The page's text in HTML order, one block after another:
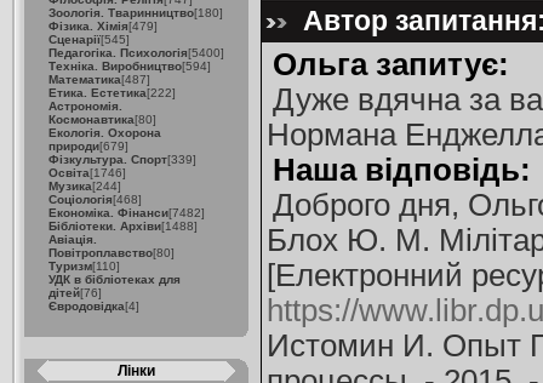
Зоологія. Тваринництво[180]
Фізика. Хімія[479]
Сценарії[545]
Педагогіка. Психологія[5400]
Техніка. Виробництво[594]
Математика[487]
Етика. Естетика[222]
Астрономія.
Космонавтика[80]
Екологія. Охорона
природи[679]
Фізкультура. Спорт[339]
Освіта[1746]
Музика[244]
Соціологія[468]
Економіка. Фінанси[7482]
Бібліотеки. Архіви[1488]
Авіація.
Повітроплавство[80]
Туризм[110]
УДК в бібліотеках для
дітей[76]
Євродовідка[4]
Лінки
Автор
Ольга запитує:
Дуже вдячна за
Нормана Енджелла
Наша відповідь:
Доброго дня,
Блох Ю. М.
[Електронний
https://
Истомин И. Опыт